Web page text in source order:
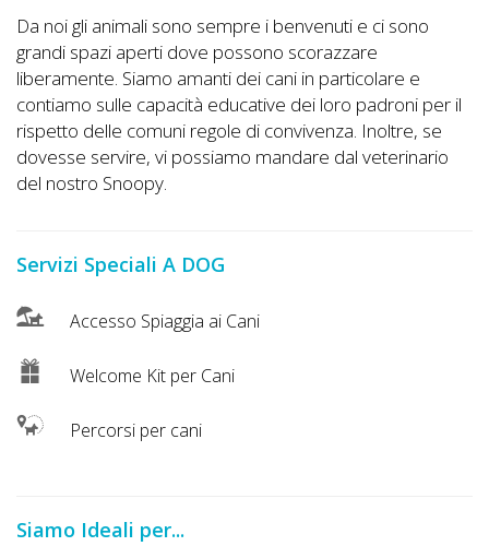
Video
Tutorial
Lavora
con
Noi
Attività
Accedi
Registrati
Da noi gli animali sono sempre i benvenuti e ci sono
grandi spazi aperti dove possono scorazzare
liberamente. Siamo amanti dei cani in particolare e
contiamo sulle capacità educative dei loro padroni per il
rispetto delle comuni regole di convivenza. Inoltre, se
dovesse servire, vi possiamo mandare dal veterinario
del nostro Snoopy.
Servizi Speciali A DOG
Accesso Spiaggia ai Cani
Welcome Kit per Cani
Percorsi per cani
Siamo Ideali per...